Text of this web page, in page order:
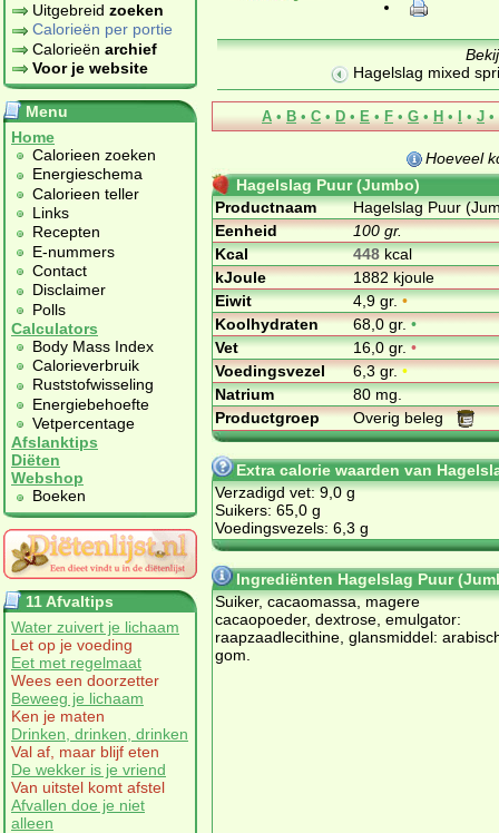
Uitgebreid zoeken
Calorieën per portie
Calorieën archief
Voor je website
Menu
Home
Calorieen zoeken
Energieschema
Calorieen teller
Links
Recepten
E-nummers
Contact
Disclaimer
Polls
Calculators
Body Mass Index
Calorieverbruik
Ruststofwisseling
Energiebehoefte
Vetpercentage
Afslanktips
Diëten
Webshop
Boeken
11 Afvaltips
Water zuivert je lichaam
Let op je voeding
Eet met regelmaat
Wees een doorzetter
Beweeg je lichaam
Ken je maten
Drinken, drinken, drinken
Val af, maar blijf eten
De wekker is je vriend
Van uitstel komt afstel
Afvallen doe je niet
alleen
Hagelslag mixed
A • B • C • D • E • F • G • H • I • J •
Hoeveel
Hagelslag Puur (Jumbo)
Productnaam
Hagelslag Puur
Eenheid
100 gr.
Kcal
448kcal
kJoule
1882 kjoule
Eiwit
4,9 gr.•
Koolhydraten
68,0 gr.•
Vet
16,0 gr.•
Voedingsvezel
6,3 gr.•
Natrium
80 mg.
Productgroep
Overig beleg
Extra calorie waarden van
Verzadigd vet: 9,0 g
Suikers: 65,0 g
Voedingsvezels: 6,3 g
Ingrediënten Hagelslag Puur
Suiker, cacaomassa, magere
cacaopoeder, dextrose, emulgator:
raapzaadlecithine, glansmiddel:
gom.